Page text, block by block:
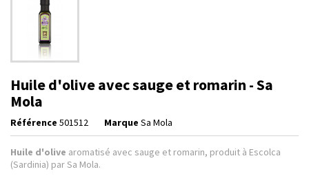
Huile d'olive avec sauge et romarin - Sa
Mola
Référence 501512 Marque Sa Mola
Huile d'olive aromatisé avec sauge et romarin, produit à Escolca
(Sardinia) par Sa Mola.